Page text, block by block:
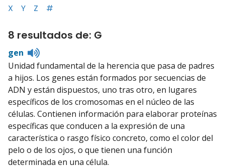
X
Y Z #
8 resultados de: G
gen
Listen
to
pronunciation
Unidad fundamental de la herencia que pasa de padres
a hijos. Los genes están formados por secuencias de
ADN y están dispuestos, uno tras otro, en lugares
específicos de los cromosomas en el núcleo de las
células. Contienen información para elaborar proteínas
específicas que conducen a la expresión de una
característica o rasgo físico concreto, como el color del
pelo o de los ojos, o que tienen una función
determinada en una célula.